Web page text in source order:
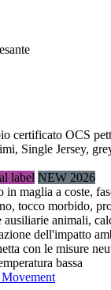
certificato OCS
Single Jersey,
label NEW 2026
maglia a coste,
tocco morbido,
ausiliarie animali,
dell'impatto
con le misure
bassa